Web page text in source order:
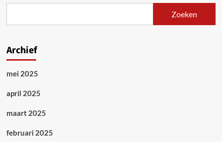
Zoeken
Archief
mei 2025
april 2025
maart 2025
februari 2025